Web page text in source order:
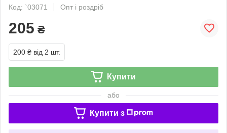
Код: `03071
Опт і роздріб
205 ₴
200 ₴ від 2 шт.
Купити
або
Купити з